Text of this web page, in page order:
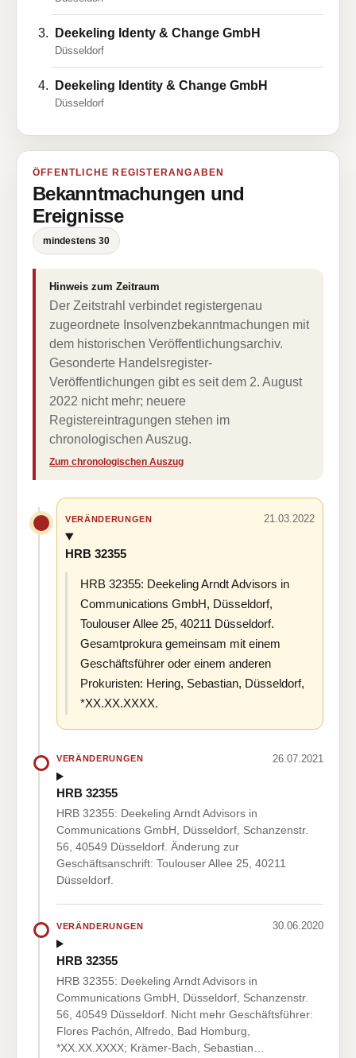
Deekeling Identy & Change GmbH
Düsseldorf
Deekeling Identity & Change GmbH
Düsseldorf
ÖFFENTLICHE REGISTERANGABEN
Bekanntmachungen und
Ereignisse
mindestens 30
Hinweis zum Zeitraum
Der Zeitstrahl verbindet registergenau
zugeordnete Insolvenzbekanntmachungen mit
dem historischen Veröffentlichungsarchiv.
Gesonderte Handelsregister-
Veröffentlichungen gibt es seit dem 2. August
2022 nicht mehr; neuere
Registereintragungen stehen im
chronologischen Auszug.
Zum chronologischen Auszug
VERÄNDERUNGEN 21.03.2022
HRB 32355
HRB 32355: Deekeling Arndt Advisors in
Communications GmbH, Düsseldorf,
Toulouser Allee 25, 40211 Düsseldorf.
Gesamtprokura gemeinsam mit einem
Geschäftsführer oder einem anderen
Prokuristen: Hering, Sebastian, Düsseldorf,
*XX.XX.XXXX.
VERÄNDERUNGEN 26.07.2021
HRB 32355
HRB 32355: Deekeling Arndt Advisors in
Communications GmbH, Düsseldorf, Schanzenstr.
56, 40549 Düsseldorf. Änderung zur
Geschäftsanschrift: Toulouser Allee 25, 40211
Düsseldorf.
VERÄNDERUNGEN 30.06.2020
HRB 32355
HRB 32355: Deekeling Arndt Advisors in
Communications GmbH, Düsseldorf, Schanzenstr.
56, 40549 Düsseldorf. Nicht mehr Geschäftsführer:
Flores Pachón, Alfredo, Bad Homburg,
*XX.XX.XXXX; Krämer-Bach, Sebastian…